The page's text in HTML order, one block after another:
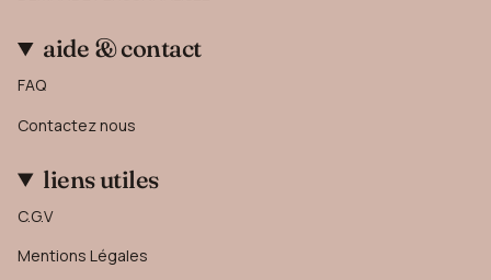
aide & contact
FAQ
Contactez nous
liens utiles
C.G.V
Mentions Légales